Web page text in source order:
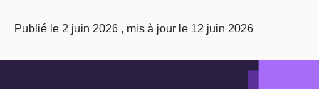
Publié le 2 juin 2026 , mis à jour le 12 juin 2026